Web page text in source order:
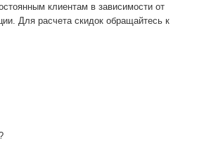
клиентам в зависимости от
Для расчета скидок обращайтесь к